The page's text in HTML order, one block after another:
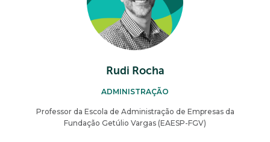
Rudi Rocha
ADMINISTRAÇÃO
Professor da Escola de Administração de Empresas da
Fundação Getúlio Vargas (EAESP-FGV)